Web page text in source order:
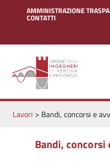
AMMINISTRAZIONE
CONTATTI
Lavori > Bandi, concorsi e
Bandi,